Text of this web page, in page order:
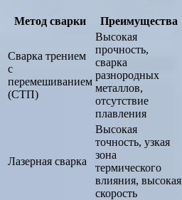
Метод сварки Преимущества
Сварка трением
с
перемешиванием
(СТП)
Высокая
прочность,
сварка
разнородных
металлов,
отсутствие
плавления
Лазерная сварка
Высокая
точность, узкая
зона
термического
влияния, высокая
скорость